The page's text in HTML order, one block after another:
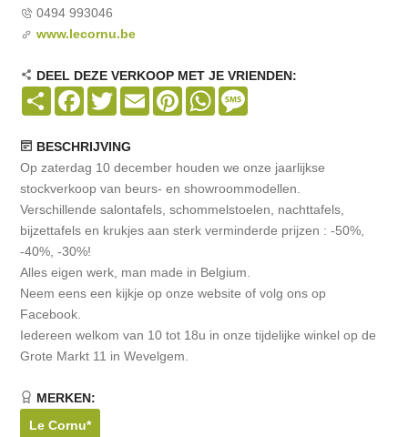
0494 993046
www.lecornu.be
DEEL DEZE VERKOOP MET JE VRIENDEN:
Share Facebook
TwitterEmail PinterestWhatsApp
BESCHRIJVING
Op zaterdag 10 december houden we onze jaarlijkse
stockverkoop van beurs- en showroommodellen.
Verschillende salontafels, schommelstoelen, nachttafels,
bijzettafels en krukjes aan sterk verminderde prijzen : -50%,
-40%, -30%!
Alles eigen werk, man made in Belgium.
Neem eens een kijkje op onze website of volg ons op
Facebook.
Iedereen welkom van 10 tot 18u in onze tijdelijke winkel op de
Grote Markt 11 in Wevelgem.
MERKEN:
Le Cornu*